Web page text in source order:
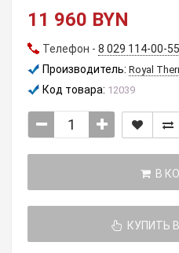
11 960 BYN
Телефон - 8 029 114-00-55
Производитель: Royal
Код товара: 12039
В
КУПИТЬ